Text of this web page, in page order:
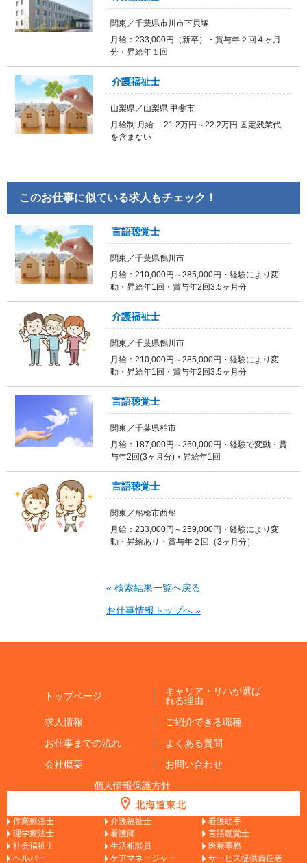
関東／千葉県市川市下貝塚
月給：233,000円（新卒）・賞与年２回４ヶ月
分・昇給年１回
介護福祉士
山梨県／山梨県 甲斐市
月給制 月給 21.2万円～22.2万円 固定残業代
を含まない
このお仕事に似ている求人もチェック！
言語聴覚士
関東／千葉県鴨川市
月給：210,000円～285,000円・経験により変
動・昇給年1回・賞与年2回3.5ヶ月分
介護福祉士
関東／千葉県鴨川市
月給：210,000円～285,000円・経験により変
動・昇給年1回・賞与年2回3.5ヶ月分
言語聴覚士
関東／千葉県柏市
月給：187,000円～260,000円・経験で変動・賞
与年2回(3ヶ月分)・昇給年1回
言語聴覚士
関東／船橋市西船
月給：233,000円～259,000円・経験により変
動・昇給あり・賞与年２回（3ヶ月分）
« 検索結果一覧へ戻る
お仕事情報トップへ »
トップページ
キャリア・リハが選ば
れる理由
求人情報
ご紹介できる職種
お仕事までの流れ
よくある質問
会社概要
お問い合わせ
個人情報保護方針
北海道東北
作業療法士 介護福祉士
看護助手
理学療法士
看護師
言語聴覚士
社会福祉士
生活相談員
医療事務
ヘルパー
ケアマネージャー サービス提供責任者